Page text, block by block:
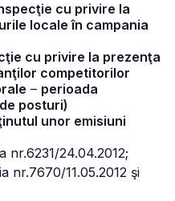
cu privire la
locale în campania
cu privire la prezenţa
competitorilor
– perioada
posturi)
unor emisiuni
nr.6231/24.04.2012;
nr.7670/11.05.2012 şi